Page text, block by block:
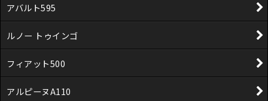
アバルト595
ルノー トゥインゴ
フィアット500
アルピーヌA110